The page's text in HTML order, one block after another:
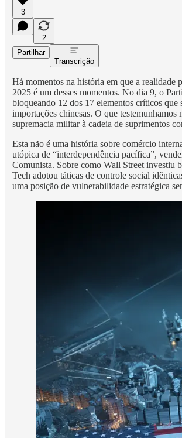
3
2
Partilhar
Transcrição
Há momentos na história em que a realidade
2025 é um desses momentos. No dia 9, o
bloqueando 12 dos 17 elementos críticos que
importações chinesas. O que
supremacia militar à cadeia de suprimentos
Esta não é uma história sobre comércio
utópica de “interdependência pacífica”,
Comunista. Sobre como Wall Street investiu
Tech adotou táticas de controle social
uma posição de vulnerabilidade estratégica